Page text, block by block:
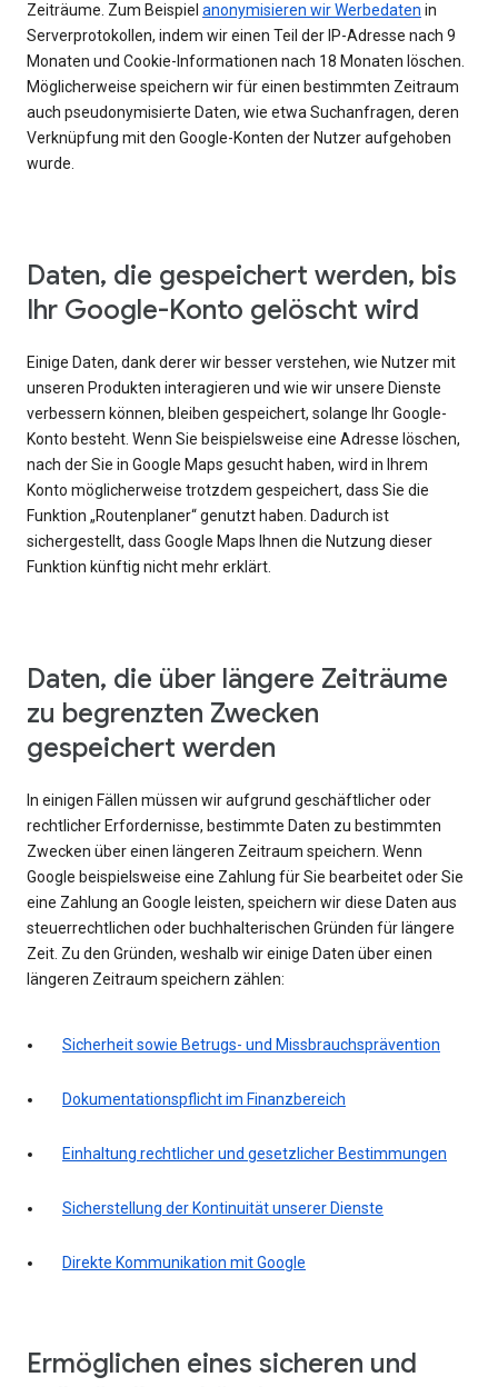
Zeiträume. Zum Beispiel anonymisieren wir Werbedaten in
Serverprotokollen, indem wir einen Teil der IP-Adresse nach 9
Monaten und Cookie-Informationen nach 18 Monaten löschen.
Möglicherweise speichern wir für einen bestimmten Zeitraum
auch pseudonymisierte Daten, wie etwa Suchanfragen, deren
Verknüpfung mit den Google-Konten der Nutzer aufgehoben
wurde.
Daten, die gespeichert werden, bis
Ihr Google-Konto gelöscht wird
Einige Daten, dank derer wir besser verstehen, wie Nutzer mit
unseren Produkten interagieren und wie wir unsere Dienste
verbessern können, bleiben gespeichert, solange Ihr Google-
Konto besteht. Wenn Sie beispielsweise eine Adresse löschen,
nach der Sie in Google Maps gesucht haben, wird in Ihrem
Konto möglicherweise trotzdem gespeichert, dass Sie die
Funktion „Routenplaner“ genutzt haben. Dadurch ist
sichergestellt, dass Google Maps Ihnen die Nutzung dieser
Funktion künftig nicht mehr erklärt.
Daten, die über längere Zeiträume
zu begrenzten Zwecken
gespeichert werden
In einigen Fällen müssen wir aufgrund geschäftlicher oder
rechtlicher Erfordernisse, bestimmte Daten zu bestimmten
Zwecken über einen längeren Zeitraum speichern. Wenn
Google beispielsweise eine Zahlung für Sie bearbeitet oder Sie
eine Zahlung an Google leisten, speichern wir diese Daten aus
steuerrechtlichen oder buchhalterischen Gründen für längere
Zeit. Zu den Gründen, weshalb wir einige Daten über einen
längeren Zeitraum speichern zählen:
Sicherheit sowie Betrugs- und Missbrauchsprävention
Dokumentationspflicht im Finanzbereich
Einhaltung rechtlicher und gesetzlicher Bestimmungen
Sicherstellung der Kontinuität unserer Dienste
Direkte Kommunikation mit Google
Ermöglichen eines sicheren und